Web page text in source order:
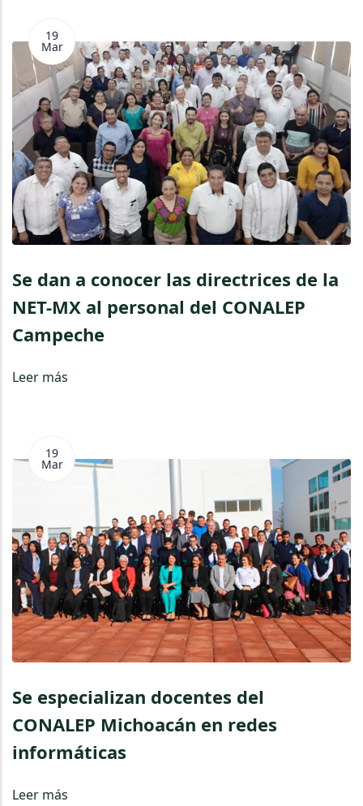
19
Mar
Se dan a conocer las directrices de la
NET-MX al personal del CONALEP
Campeche
Leer más
19
Mar
Se especializan docentes del
CONALEP Michoacán en redes
informáticas
Leer más